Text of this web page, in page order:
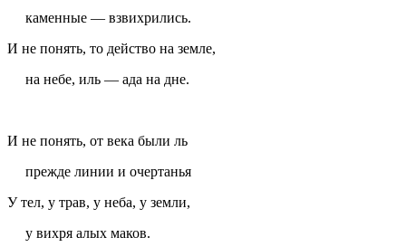
каменные — взвихрились.
И не понять, то действо на земле,
на небе, иль — ада на дне.
И не понять, от века были ль
прежде линии и очертанья
У тел, у трав, у неба, у земли,
у вихря алых маков.